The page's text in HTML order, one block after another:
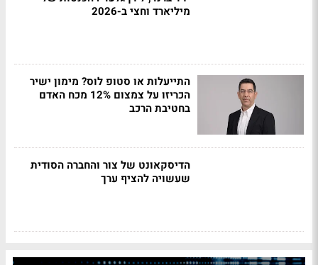
מיליארד וחצי ב-2026
התייעלות או סטופ לוס? מימון ישיר
הכריזו על צמצום 12% מכח האדם
בחטיבת הרכב
הדיסקאונט של צור והחברה הסודית
שעשויה להציף ערך